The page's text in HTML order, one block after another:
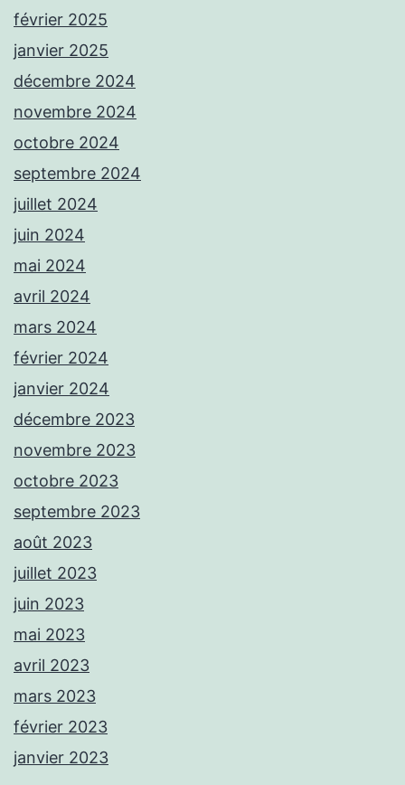
février 2025
janvier 2025
décembre 2024
novembre 2024
octobre 2024
septembre 2024
juillet 2024
juin 2024
mai 2024
avril 2024
mars 2024
février 2024
janvier 2024
décembre 2023
novembre 2023
octobre 2023
septembre 2023
août 2023
juillet 2023
juin 2023
mai 2023
avril 2023
mars 2023
février 2023
janvier 2023